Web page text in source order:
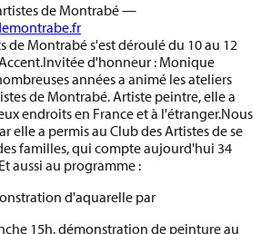
de Montrabé—
de Montrabés'est déroulé du 10 au 12
d'honneur : Monique
années a animé les ateliers
de Montrabé. Artiste peintre, elle a
endroits en France et à l'étranger.Nous
elle a permis au Club des Artistes de se
familles, qui compte aujourd'hui 34
Et aussi au programme :
d'aquarelle par
15h, démonstration de peinture au